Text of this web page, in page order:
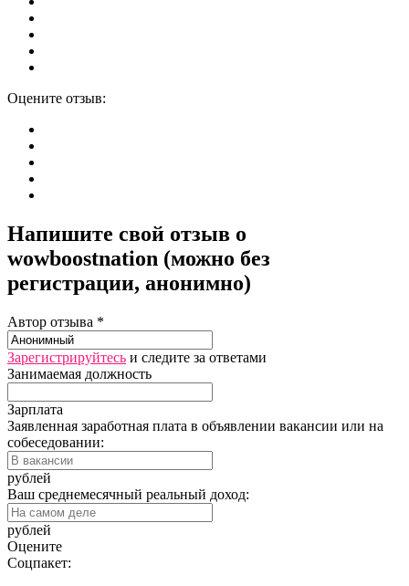
Оцените отзыв:
Напишите свой отзыв о
wowboostnation (можно без
регистрации, анонимно)
Автор отзыва *
Зарегистрируйтесь и следите за ответами
Занимаемая должность
Зарплата
Заявленная заработная плата в объявлении вакансии или на
собеседовании:
рублей
Ваш среднемесячный реальный доход:
рублей
Оцените
Соцпакет: